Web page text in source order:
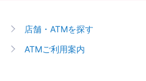
店舗・ATMを探す
ATMご利用案内